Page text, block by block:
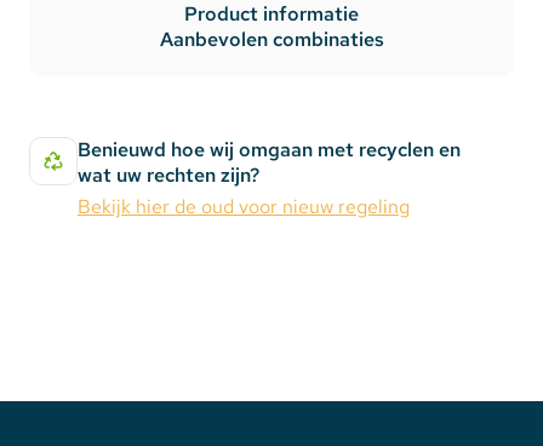
Product informatie
Aanbevolen combinaties
Benieuwd hoe wij omgaan met recyclen en
wat uw rechten zijn?
Bekijk hier de oud voor nieuw regeling